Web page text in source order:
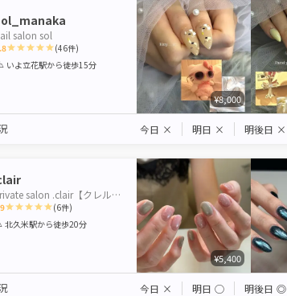
salon sol
1 2 3 4 5
(46件)
いよ立花駅から徒歩15分
¥8,000
今日 × 明日 × 明後日 ×
private salon .clair【クレル】
1 2 3 4 5
(6件)
北久米駅から徒歩20分
¥5,400
今日 × 明日 ◯ 明後日 ◎